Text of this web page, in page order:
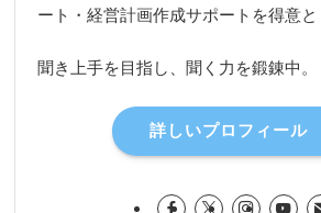
ート・経営計画作成サポートを得意と
聞き上手を目指し、聞く力を鍛錬中。
詳しいプロフィー